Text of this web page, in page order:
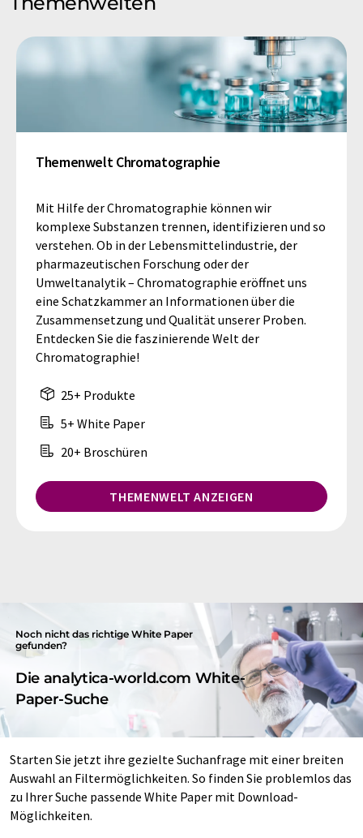
Themenwelt Chromatographie
Mit Hilfe der Chromatographie können wir
komplexe Substanzen trennen, identifizieren und so
verstehen. Ob in der Lebensmittelindustrie, der
pharmazeutischen Forschung oder der
Umweltanalytik – Chromatographie eröffnet uns
eine Schatzkammer an Informationen über die
Zusammensetzung und Qualität unserer Proben.
Entdecken Sie die faszinierende Welt der
Chromatographie!
25+ Produkte
5+ White Paper
20+ Broschüren
THEMENWELT ANZEIGEN
Noch nicht das richtige White Paper
gefunden?
Die analytica-world.com White-
Paper-Suche
Starten Sie jetzt ihre gezielte Suchanfrage mit einer breiten
Auswahl an Filtermöglichkeiten. So finden Sie problemlos das
zu Ihrer Suche passende White Paper mit Download-
Möglichkeiten.